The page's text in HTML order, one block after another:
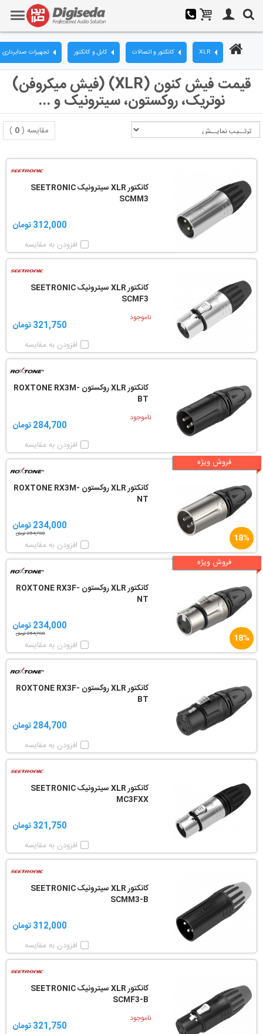
تجهیزات صدابرداری کابل و کانکتور کانکتور و اتصالات XLR
قیمت فیش کنون (XLR) (فیش میکروفن)
نوتریک، روکستون، سیترونیک و ...
مقایسه (0
)
کانکتور XLR سیترونیک SEETRONIC
SCMM3
312,000 تومان
افزودن به مقایسه
کانکتور XLR سیترونیک SEETRONIC
SCMF3
ناموجود
321,750 تومان
افزودن به مقایسه
کانکتور XLR روکستون ROXTONE RX3M-
BT
ناموجود
284,700 تومان
افزودن به مقایسه
فروش ویژه
18%
کانکتور XLR روکستون ROXTONE RX3M-
NT
234,000 تومان
284,700 تومان
افزودن به مقایسه
فروش ویژه
18%
کانکتور XLR روکستون ROXTONE RX3F-
NT
234,000 تومان
284,700 تومان
افزودن به مقایسه
کانکتور XLR روکستون ROXTONE RX3F-
BT
284,700 تومان
افزودن به مقایسه
کانکتور XLR سیترونیک SEETRONIC
MC3FXX
321,750 تومان
افزودن به مقایسه
کانکتور XLR سیترونیک SEETRONIC
SCMM3-B
312,000 تومان
افزودن به مقایسه
کانکتور XLR سیترونیک SEETRONIC
SCMF3-B
ناموجود
321,750 تومان